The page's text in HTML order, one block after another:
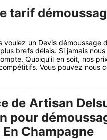
tarif
un Devis démoussage
brefs délais. Si jamais nous
Quoiqu’il en soit, nos
Vous pouvez nous
de Artisan
pour
Champagne